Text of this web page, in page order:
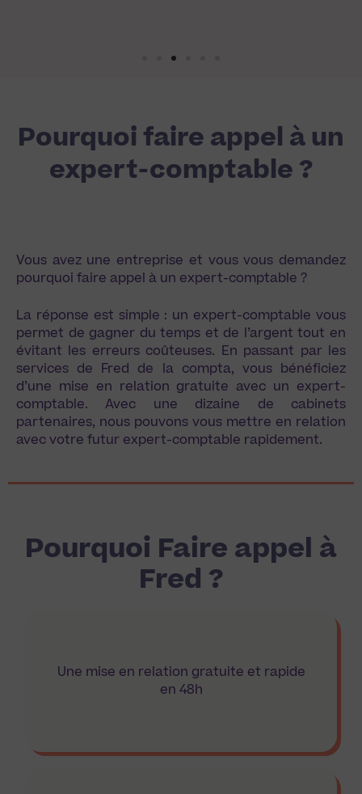
Pourquoi faire appel à un
expert-comptable ?
Vous avez une entreprise et vous vous demandez
pourquoi faire appel à un expert-comptable ?
La réponse est simple : un expert-comptable vous
permet de gagner du temps et de l’argent tout en
évitant les erreurs coûteuses. En passant par les
services de Fred de la compta, vous bénéficiez
d’une mise en relation gratuite avec un expert-
comptable. Avec une dizaine de cabinets
partenaires, nous pouvons vous mettre en relation
avec votre futur expert-comptable rapidement.
Pourquoi Faire appel à
Fred ?
Une mise en relation gratuite et rapide
en 48h